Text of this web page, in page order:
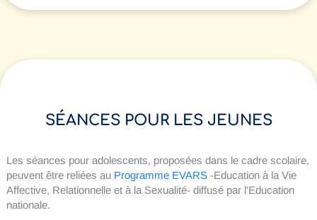
SÉANCES POUR LES JEUNES
Les séances pour adolescents, proposées dans le cadre scolaire,
peuvent être reliées au Programme EVARS-Education à la Vie
Affective, Relationnelle et à la Sexualité- diffusé par l'Education
nationale.